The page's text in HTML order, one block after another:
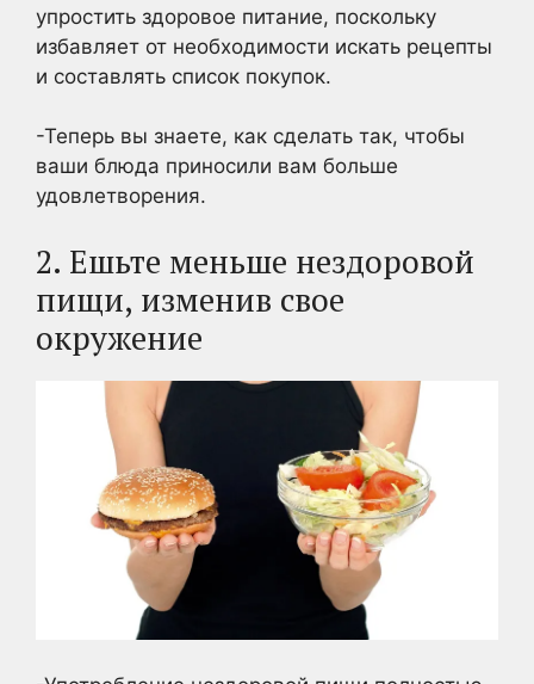
упростить здоровое питание, поскольку
избавляет от необходимости искать рецепты
и составлять список покупок.
-Теперь вы знаете, как сделать так, чтобы
ваши блюда приносили вам больше
удовлетворения.
2. Ешьте меньше нездоровой
пищи, изменив свое
окружение